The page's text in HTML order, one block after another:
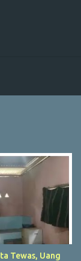
Tewas, Uang